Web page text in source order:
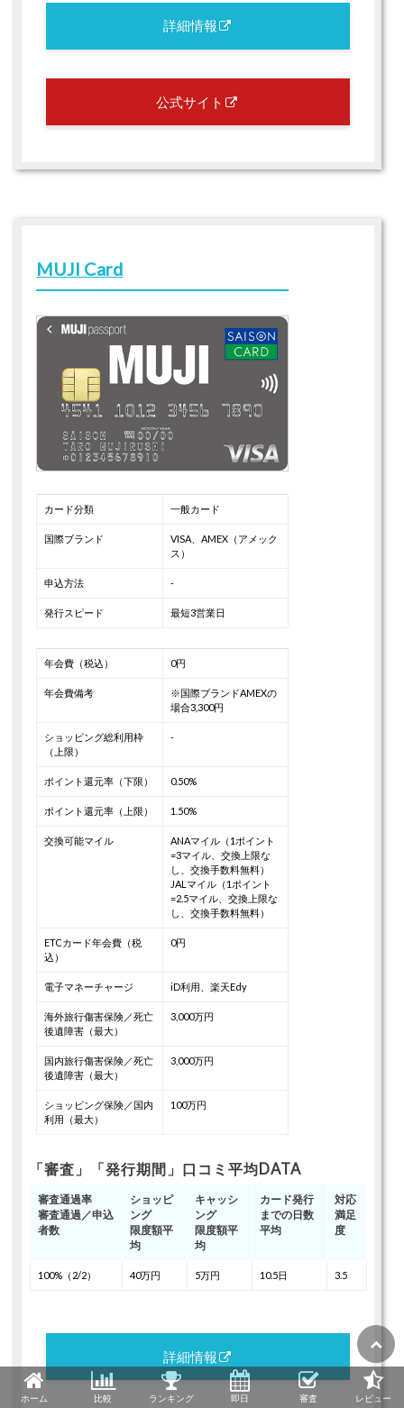
詳細情報
公式サイト
MUJI Card
カード分類 一般カード
国際ブランド
VISA、AMEX（アメック
ス）
申込方法 -
発行スピード 最短3営業日
年会費（税込） 0円
年会費備考
※国際ブランドAMEXの
場合3,300円
ショッピング総利用枠
（上限）
-
ポイント還元率（下限） 0.50%
ポイント還元率（上限） 1.50%
交換可能マイル
ANAマイル（1ポイント
=3マイル、交換上限な
し、交換手数料無料）
JALマイル（1ポイント
=2.5マイル、交換上限な
し、交換手数料無料）
ETCカード年会費（税
込）
0円
電子マネーチャージ iD利用、楽天Edy
海外旅行傷害保険／死亡
後遺障害（最大）
3,000万円
国内旅行傷害保険／死亡
後遺障害（最大）
3,000万円
ショッピング保険／国内
利用（最大）
100万円
「審査」「発行期間」口コミ平均DATA
審査通過率
審査通過／申込
者数
ショッピ
ング
限度額平
均
キャッシ
ング
限度額平
均
カード発行
までの日数
平均
対応
満足
度
100%（2/2） 40万円 5万円 10.5日 3.5
詳細情報
ホーム 比較 ランキング 即日 審査 レビュー